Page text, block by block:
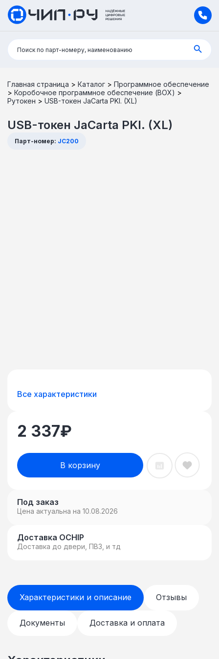
Поиск:
Поиск по парт-номеру, наименованию
Главная страница > Каталог > Программное обеспечение
> Коробочное программное обеспечение (BOX) >
Рутокен > USB-токен JaCarta PKI. (XL)
USB-токен JaCarta PKI. (XL)
Парт-номер: JC200
Все характеристики
2 337₽
В корзину
Под заказ
Цена актуальна на 10.08.2026
Доставка OCHIP
Доставка до двери, ПВЗ, и тд
Характеристики и описание Отзывы
Документы Доставка и оплата